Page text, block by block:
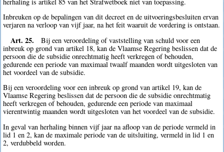
Inbreuken op de bepalingen van dit decreet en de uitvoeringsbesluiten ervan
verjaren na verloop van vijf jaar, na het feit waaruit de vordering is ontstaan.
Art. 25.
Bij een veroordeling of vaststelling van schuld voor een
inbreuk op grond van artikel 18, kan de Vlaamse Regering beslissen dat de
persoon die de subsidie onrechtmatig heeft verkregen of behouden,
gedurende een periode van maximaal twaalf maanden wordt uitgesloten van
het voordeel van de subsidie.
Bij een veroordeling voor een inbreuk op grond van artikel 19, kan de
Vlaamse Regering beslissen dat de persoon die de subsidie onrechtmatig
heeft verkregen of behouden, gedurende een periode van maximaal
vierentwintig maanden wordt uitgesloten van het voordeel van de subsidie.
In geval van herhaling binnen vijf jaar na afloop van de periode vermeld in
lid 1 en 2, kan de maximale periode van de uitsluiting, vermeld in lid 1 en
2, verdubbeld worden.